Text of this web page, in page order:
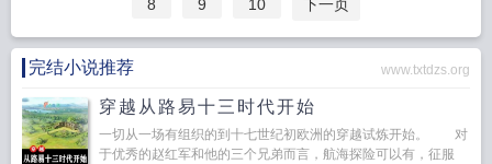
8 9 10 下一页
完结小说推荐 www.txtdzs.org
穿越从路易十三时代开始
一切从一场有组织的到十七世纪初欧洲的穿越试炼开始。 对
于优秀的赵红军和他的三个兄弟而言，航海探险可以有，征服